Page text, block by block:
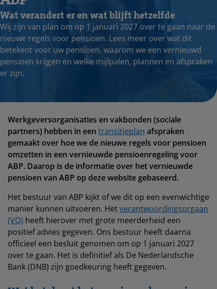
Wat verandert er en wat blijft hetzelfde
Wij zijn van plan om op 1 januari 2027 over te gaan naar de
nieuwe regels voor pensioen. Lees meer over wat dit
betekent voor uw pensioen, waarom we een vernieuwd
pensioen krijgen en welke mijlpalen, plannen en afspraken
er zijn.
Werkgeversorganisaties en vakbonden (sociale
partners) hebben in een transitieplan afspraken
gemaakt over hoe we de nieuwe regels voor pensioen
omzetten in een vernieuwde pensioenregeling voor
ABP. Daarop is de informatie over het vernieuwde
pensioen van ABP op deze website gebaseerd.
Het bestuur van ABP kijkt of we dit op een evenwichtige
manier kunnen uitvoeren. Hetverantwoordingsorgaan
(VO) heeft hierover met grote meerderheid een
positief advies gegeven. Ons bestuur heeft daarna
officieel een besluit genomen om op 1 januari 2027
over te gaan. Het is definitief als De Nederlandsche
Bank (DNB) zijn goedkeuring heeft gegeven.